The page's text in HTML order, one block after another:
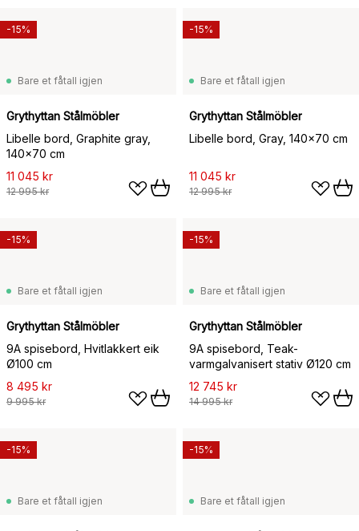
Bare et fåtall igjen
Grythyttan Stålmöbler
Libelle bord, Graphite gray,
140x70 cm
11 045 kr
12 995 kr
-15%
Bare et fåtall igjen
Grythyttan Stålmöbler
Libelle bord, Gray, 140x70 cm
11 045 kr
12 995 kr
-15%
Bare et fåtall igjen
Grythyttan Stålmöbler
9A spisebord, Hvitlakkert eik
Ø100 cm
8 495 kr
9 995 kr
-15%
Bare et fåtall igjen
Grythyttan Stålmöbler
9A spisebord, Teak-
varmgalvanisert stativ Ø120 cm
12 745 kr
14 995 kr
-15%
Bare et fåtall igjen
-15%
Bare et fåtall igjen
-15%